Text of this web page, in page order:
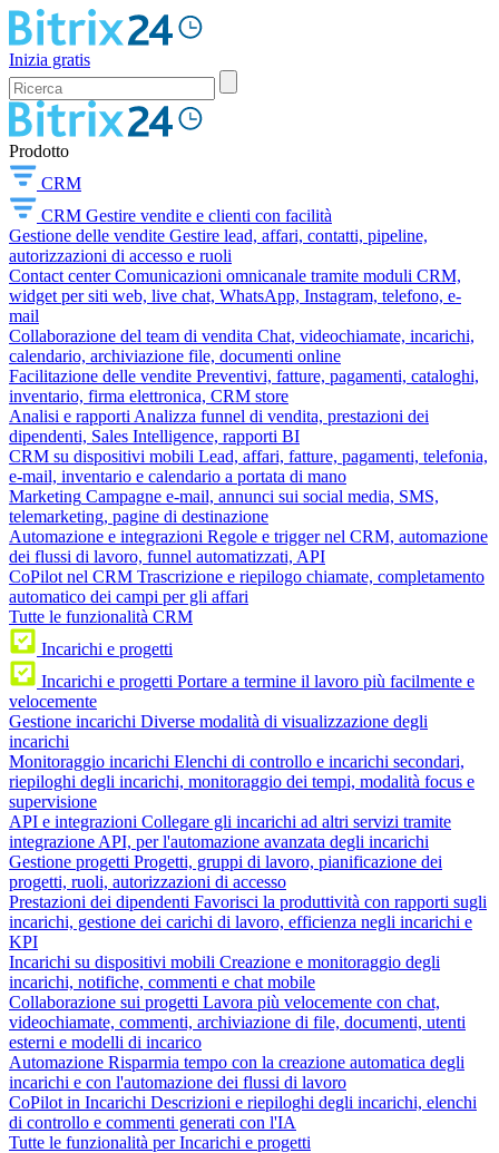
Inizia gratis
Prodotto
CRM
CRM Gestire vendite e clienti con facilità
Gestione delle vendite Gestire lead, affari, contatti, pipeline,
autorizzazioni di accesso e ruoli
Contact center Comunicazioni omnicanale tramite moduli CRM,
widget per siti web, live chat, WhatsApp, Instagram, telefono, e-
mail
Collaborazione del team di vendita Chat, videochiamate, incarichi,
calendario, archiviazione file, documenti online
Facilitazione delle vendite Preventivi, fatture, pagamenti, cataloghi,
inventario, firma elettronica, CRM store
Analisi e rapporti Analizza funnel di vendita, prestazioni dei
dipendenti, Sales Intelligence, rapporti BI
CRM su dispositivi mobili Lead, affari, fatture, pagamenti, telefonia,
e-mail, inventario e calendario a portata di mano
Marketing Campagne e-mail, annunci sui social media, SMS,
telemarketing, pagine di destinazione
Automazione e integrazioni Regole e trigger nel CRM, automazione
dei flussi di lavoro, funnel automatizzati, API
CoPilot nel CRM Trascrizione e riepilogo chiamate, completamento
automatico dei campi per gli affari
Tutte le funzionalità CRM
Incarichi e progetti
Incarichi e progetti Portare a termine il lavoro più facilmente e
velocemente
Gestione incarichi Diverse modalità di visualizzazione degli
incarichi
Monitoraggio incarichi Elenchi di controllo e incarichi secondari,
riepiloghi degli incarichi, monitoraggio dei tempi, modalità focus e
supervisione
API e integrazioni Collegare gli incarichi ad altri servizi tramite
integrazione API, per l'automazione avanzata degli incarichi
Gestione progetti Progetti, gruppi di lavoro, pianificazione dei
progetti, ruoli, autorizzazioni di accesso
Prestazioni dei dipendenti Favorisci la produttività con rapporti sugli
incarichi, gestione dei carichi di lavoro, efficienza negli incarichi e
KPI
Incarichi su dispositivi mobili Creazione e monitoraggio degli
incarichi, notifiche, commenti e chat mobile
Collaborazione sui progetti Lavora più velocemente con chat,
videochiamate, commenti, archiviazione di file, documenti, utenti
esterni e modelli di incarico
Automazione Risparmia tempo con la creazione automatica degli
incarichi e con l'automazione dei flussi di lavoro
CoPilot in Incarichi Descrizioni e riepiloghi degli incarichi, elenchi
di controllo e commenti generati con l'IA
Tutte le funzionalità per Incarichi e progetti